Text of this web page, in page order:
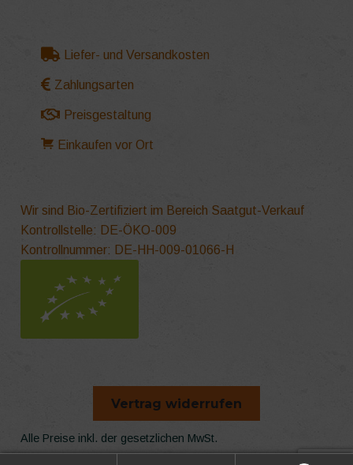
Liefer- und Versandkosten
Zahlungsarten
Preisgestaltung
Einkaufen vor Ort
Wir sind Bio-Zertifiziert im Bereich Saatgut-Verkauf
Kontrollstelle: DE-ÖKO-009
Kontrollnummer: DE-HH-009-01066-H
Vertrag widerrufen
Alle Preise inkl. der gesetzlichen MwSt.
Die durchgestrichenen Preise entsprechen dem bisherigen